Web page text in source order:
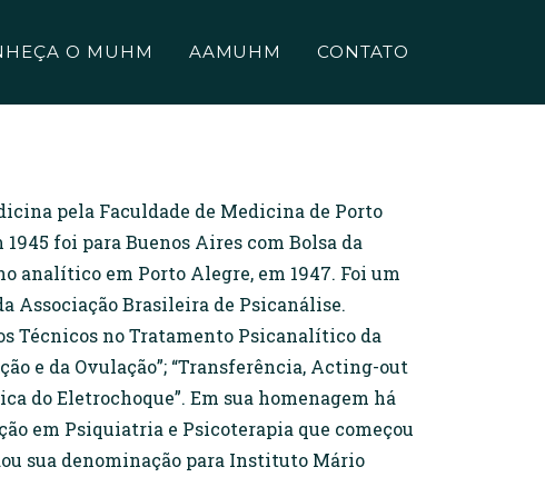
O MUHM AAMUHM CONTATO
pela Faculdade de Medicina de Porto
foi para Buenos Aires com Bolsa da
analítico em Porto Alegre, em 1947. Foi um
Associação Brasileira de Psicanálise.
Técnicos no Tratamento Psicanalítico da
e da Ovulação”; “Transferência, Acting-out
do Eletrochoque”. Em sua homenagem há
em Psiquiatria e Psicoterapia que começou
sua denominação para Instituto Mário